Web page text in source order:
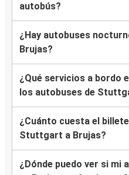
autobús?
¿Hay autobuses
Brujas?
¿Qué servicios a bordo
los autobuses de
¿Cuánto cuesta el
Stuttgart a Brujas?
¿Dónde puedo ver si